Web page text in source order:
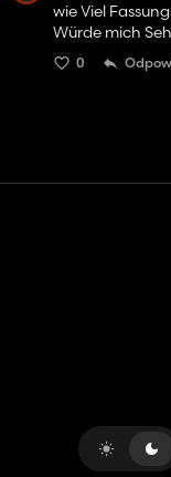
wie Viel
Würde mich
0